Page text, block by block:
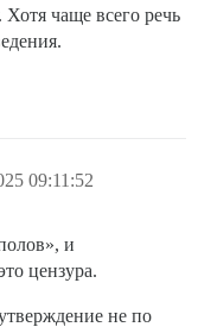
чаще всего речь
09:11:52
и
цензура.
не по